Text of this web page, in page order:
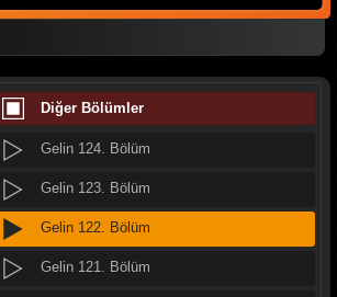
MasterChef Türkiye 2026
47. Bölüm
8. Bölüm
MasterChef Türkiye 2026
46. Bölüm
Diğer Bölümler
Gelin 125. Bölüm
Gelin 124. Bölüm
Gelin 123. Bölüm
Gelin 122. Bölüm
Gelin 121. Bölüm